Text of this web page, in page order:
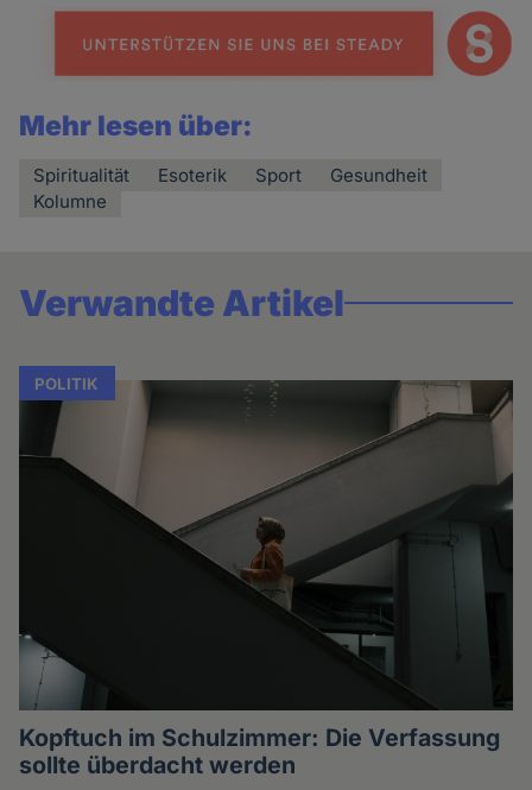
Mehr lesen über:
Spiritualität Esoterik Sport
Gesundheit
Kolumne
Verwandte Artikel
POLITIK
Kopftuch im Schulzimmer: Die Verfassung
sollte überdacht werden